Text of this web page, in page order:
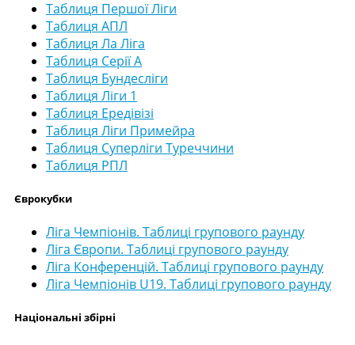
Таблиця Першої Ліги
Таблиця АПЛ
Таблиця Ла Ліга
Таблиця Серії А
Таблиця Бундесліги
Таблиця Ліги 1
Таблиця Ередівізі
Таблиця Ліги Примейра
Таблиця Суперліги Туреччини
Таблиця РПЛ
Єврокубки
Ліга Чемпіонів. Таблиці групового раунду
Ліга Європи. Таблиці групового раунду
Ліга Конференцій. Таблиці групового раунду
Ліга Чемпіонів U19. Таблиці групового раунду
Національні збірні